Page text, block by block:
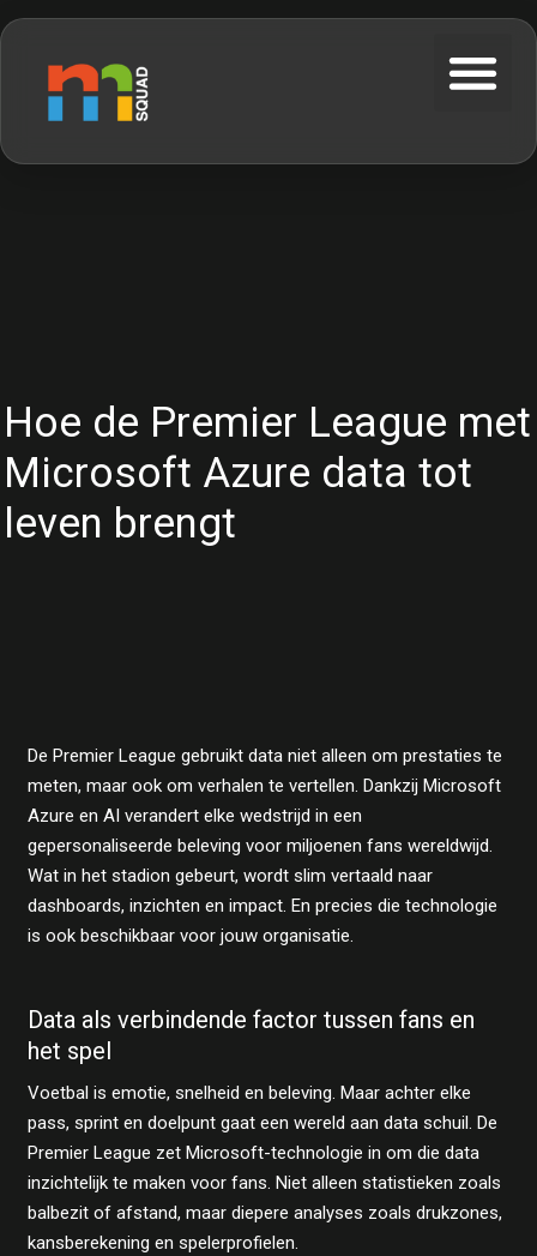
Hoe de Premier League met
Microsoft Azure data tot
leven brengt
De Premier League gebruikt data niet alleen om prestaties te
meten, maar ook om verhalen te vertellen. Dankzij Microsoft
Azure en AI verandert elke wedstrijd in een
gepersonaliseerde beleving voor miljoenen fans wereldwijd.
Wat in het stadion gebeurt, wordt slim vertaald naar
dashboards, inzichten en impact. En precies die technologie
is ook beschikbaar voor jouw organisatie.
Data als verbindende factor tussen fans en
het spel
Voetbal is emotie, snelheid en beleving. Maar achter elke
pass, sprint en doelpunt gaat een wereld aan data schuil. De
Premier League zet Microsoft-technologie in om die data
inzichtelijk te maken voor fans. Niet alleen statistieken zoals
balbezit of afstand, maar diepere analyses zoals drukzones,
kansberekening en spelerprofielen.